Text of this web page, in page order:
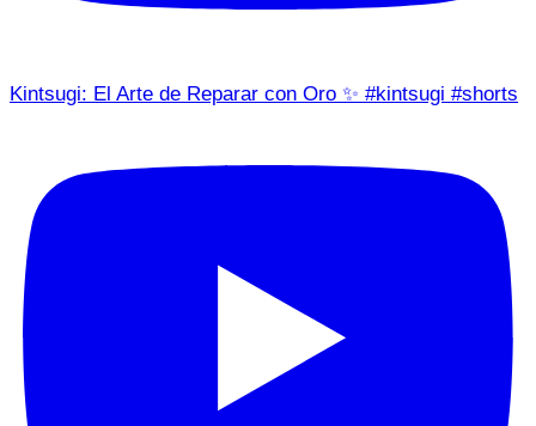
Kintsugi: El Arte de Reparar con Oro ✨ #kintsugi #shorts